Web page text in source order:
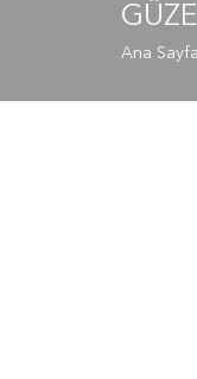
Ana Sayfa